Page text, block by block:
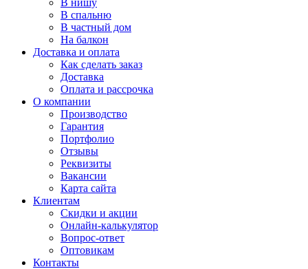
В нишу
В спальню
В частный дом
На балкон
Доставка и оплата
Как сделать заказ
Доставка
Оплата и рассрочка
О компании
Производство
Гарантия
Портфолио
Отзывы
Реквизиты
Вакансии
Карта сайта
Клиентам
Скидки и акции
Онлайн-калькулятор
Вопрос-ответ
Оптовикам
Контакты